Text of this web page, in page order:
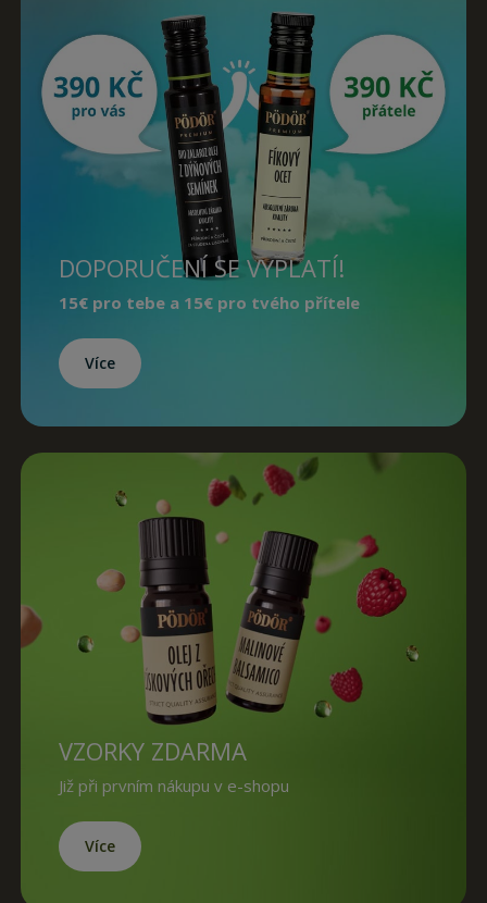
DOPORUČENÍ SE VYPLATÍ!
15€ pro tebe a 15€ pro tvého přítele
Více
VZORKY ZDARMA
Již při prvním nákupu v e-shopu
Více